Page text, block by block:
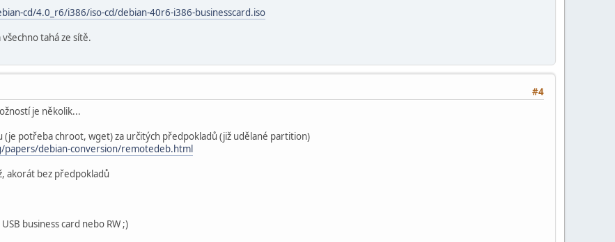
cd/4.0_r6/i386/iso-cd/debian-40r6-i386-businesscard.iso
tahá ze sítě.
#4
je několik...
(je potřeba chroot, wget) za určitých předpokladů (již udělané partition)
debian-conversion/remotedeb.html
akorát bez předpokladů
business card nebo RW ;)